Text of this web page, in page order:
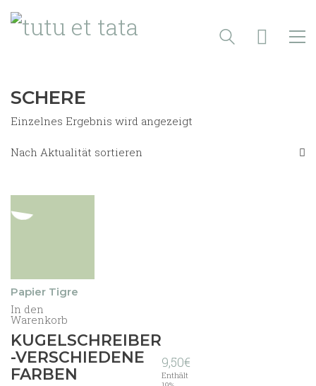
SCHERE
Einzelnes Ergebnis wird angezeigt
Nach Aktualität sortieren
Papier Tigre
In den
Warenkorb
KUGELSCHREIBER
-VERSCHIEDENE
FARBEN
9,50€
Enthält